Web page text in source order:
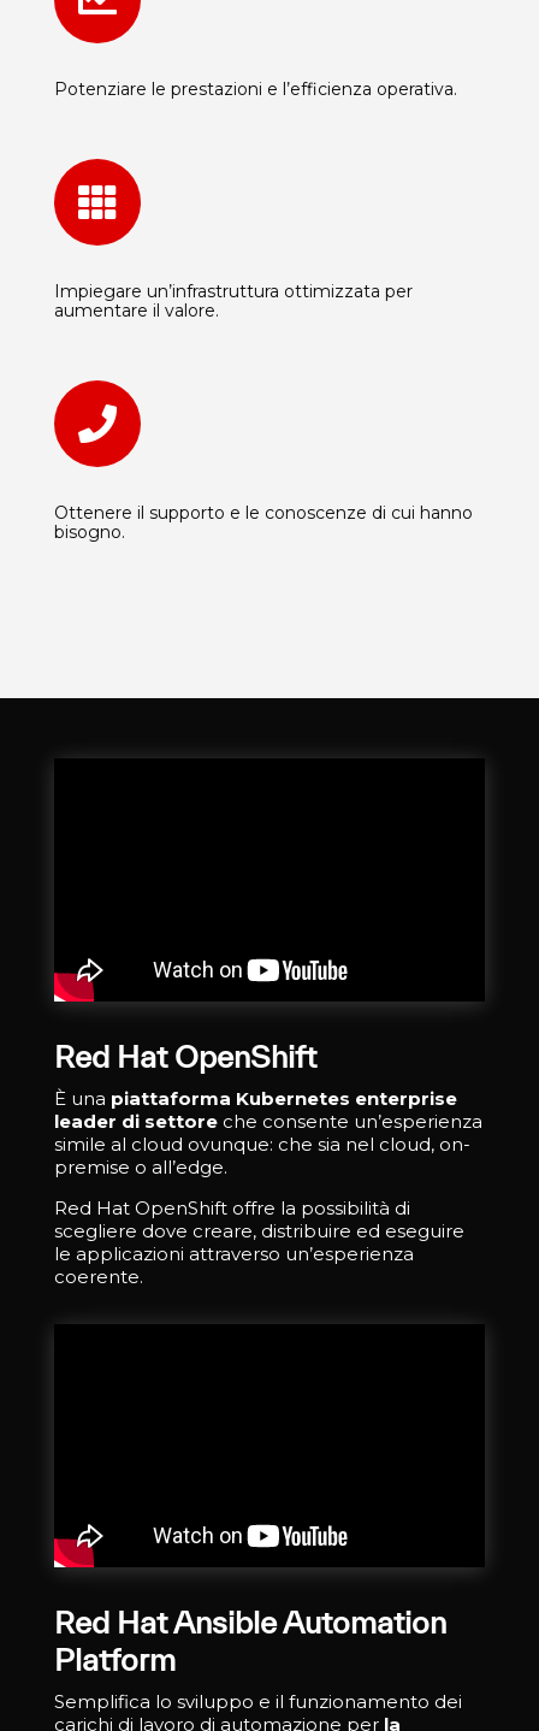
Potenziare le prestazioni e l’efficienza operativa.

Impiegare un’infrastruttura ottimizzata per
aumentare il valore.

Ottenere il supporto e le conoscenze di cui hanno
bisogno.
Red Hat OpenShift
È una piattaforma Kubernetes enterprise
leader di settoreche consente un’esperienza
simile al cloud ovunque: che sia nel cloud, on-
premise o all’edge.
Red Hat OpenShift offre la possibilità di
scegliere dove creare, distribuire ed eseguire
le applicazioni attraverso un’esperienza
coerente.
Red Hat Ansible Automation
Platform
Semplifica lo sviluppo e il funzionamento dei
carichi di lavoro di automazione per la